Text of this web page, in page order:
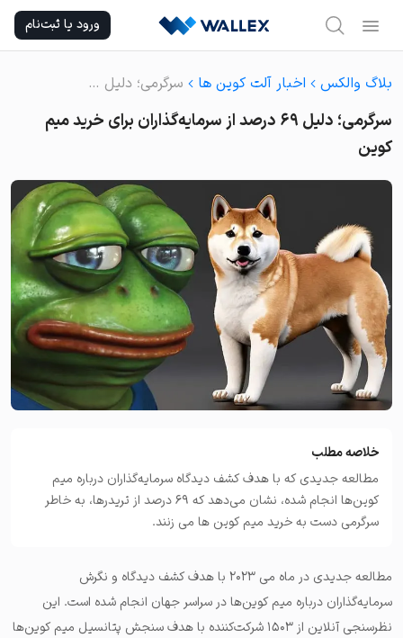
content
ورود یا ثبت‌نام
بلاگ والکس اخبار آلت کوین ها سرگرمی؛ دلیل ۶۹ درصد از سرمایه‌گذاران برای خرید میم کوین
سرگرمی؛ دلیل ۶۹ درصد از سرمایه‌گذاران برای خرید میم
کوین
خلاصه مطلب
مطالعه جدیدی که با هدف کشف دیدگاه سرمایه‌گذاران درباره میم
کوین‌ها انجام شده، نشان می‌دهد که ۶۹ درصد از تریدرها، به خاطر
سرگرمی دست به خرید میم کوین ها می زنند.
مطالعه جدیدی در ماه می ۲۰۲۳ با هدف کشف دیدگاه و نگرش‌
سرمایه‌گذاران درباره میم کوین‌ها در سراسر جهان انجام شده است. این
نظرسنجی آنلاین از ۱۵۰۳ شرکت‌کننده با هدف سنجش پتانسیل میم کوین‌ها